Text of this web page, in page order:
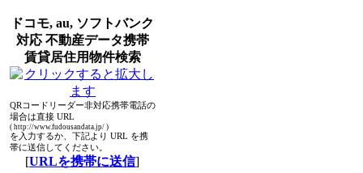
ドコモ, au, ソフトバンク
対応 不動産データ携帯
賃貸居住用物件検索
QRコードリーダー非対応携帯電話の
場合は直接 URL
( http://www.fudousandata.jp/ )
を入力するか、下記より URL を携
帯に送信してください。
[URLを携帯に送信]